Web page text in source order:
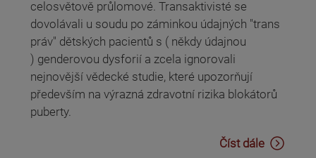
celosvětově průlomové. Transaktivisté se
dovolávali u soudu po záminkou údajných "trans
práv" dětských pacientů s ( někdy údajnou
) genderovou dysforií a zcela ignorovali
nejnovější vědecké studie, které upozorňují
především na výrazná zdravotní rizika blokátorů
puberty.
Číst dále